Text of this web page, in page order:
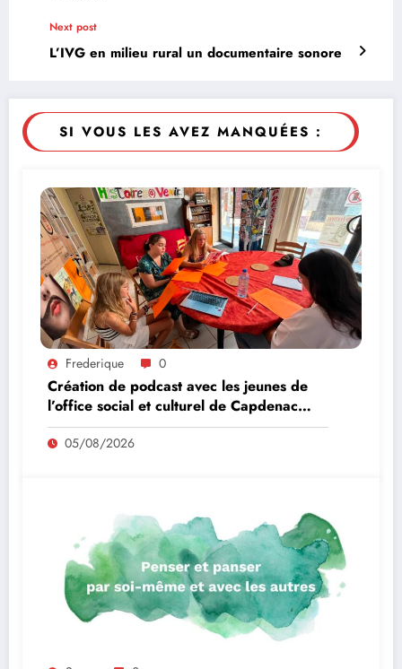
Next post
L’IVG en milieu rural un documentaire sonore
SI VOUS LES AVEZ MANQUÉES :
Frederique 0
Création de podcast avec les jeunes de
l’office social et culturel de Capdenac
Gare
05/08/2026